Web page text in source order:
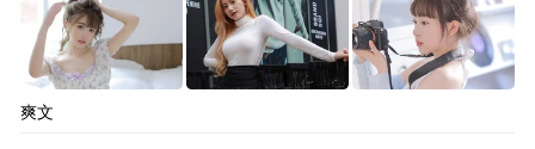
爽文